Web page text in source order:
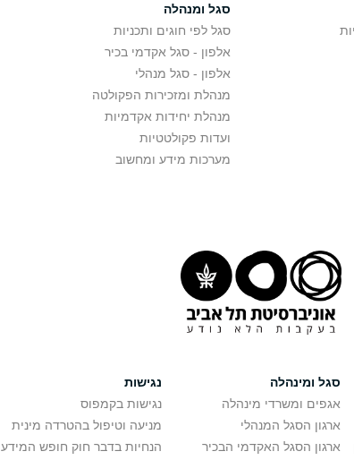
סגל ומנהלה
סגל לפי חוגים ותכניות
אלפון - סגל אקדמי בכיר
אלפון - סגל מנהלי
מנהלת ומזכירות הפקולטה
מנהלת יחידות אקדמיות
ועדות פקולטטיות
מערכות מידע ומחשוב
סגל ומינהלה
אגפים ומשרדי מינהלה
ארגון הסגל המנהלי
ארגון הסגל האקדמי הבכיר
נגישות
נגישות בקמפוס
מניעה וטיפול בהטרדה מינית
הנחיות בדבר חוק חופש המידע